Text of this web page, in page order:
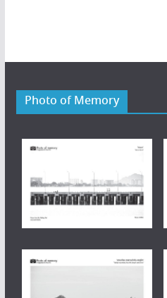
Photo of Memory